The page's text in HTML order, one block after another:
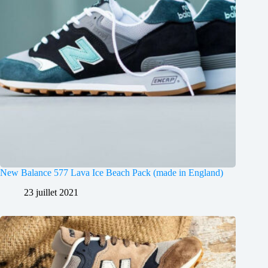
New Balance 577 Lava Ice Beach Pack (made in England)
23 juillet 2021